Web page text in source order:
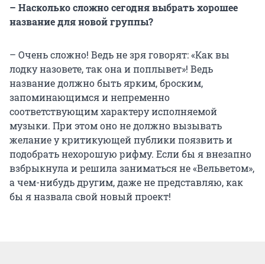
– Насколько сложно сегодня выбрать хорошее
название для новой группы?
– Очень сложно! Ведь не зря говорят: «Как вы
лодку назовете, так она и поплывет»! Ведь
название должно быть ярким, броским,
запоминающимся и непременно
соответствующим характеру исполняемой
музыки. При этом оно не должно вызывать
желание у критикующей публики поязвить и
подобрать нехорошую рифму. Если бы я внезапно
взбрыкнула и решила заниматься не «Вельветом»,
а чем-нибудь другим, даже не представляю, как
бы я назвала свой новый проект!